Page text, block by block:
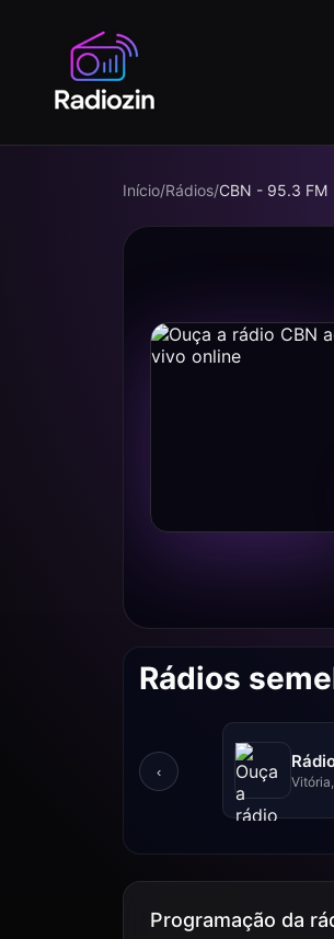
Início/Rádios/CBN - 95.3 FM
Rádios
‹
Programação da